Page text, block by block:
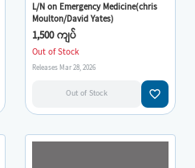
L/N on Emergency Medicine(chris
Moulton/David Yates)
1,500 ကျပ်
Out of Stock
Releases Mar 28, 2026
Out of Stock favorite_border